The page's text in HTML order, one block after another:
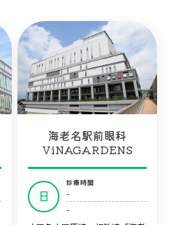
海老名駅前眼科
ViNAGARDENS
日
診療時間
-
-